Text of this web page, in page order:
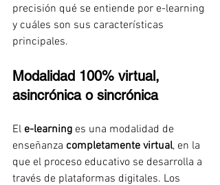
precisión qué se entiende por e-learning
y cuáles son sus características
principales.
Modalidad 100% virtual,
asincrónica o sincrónica
El e-learning es una modalidad de
enseñanza completamente virtual, en la
que el proceso educativo se desarrolla a
través de plataformas digitales. Los